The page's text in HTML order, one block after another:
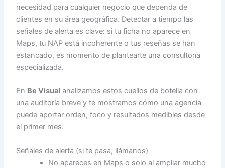
necesidad para cualquier negocio que dependa de
clientes en su área geográfica. Detectar a tiempo las
señales de alerta es clave: si tu ficha no aparece en
Maps, tu NAP está incoherente o tus reseñas se han
estancado, es momento de plantearte una consultoría
especializada.
En Be Visual analizamos estos cuellos de botella con
una auditoría breve y te mostramos cómo una agencia
puede aportar orden, foco y resultados medibles desde
el primer mes.
Señales de alerta (si te pasa, llámanos)
No apareces en Maps o solo al ampliar mucho